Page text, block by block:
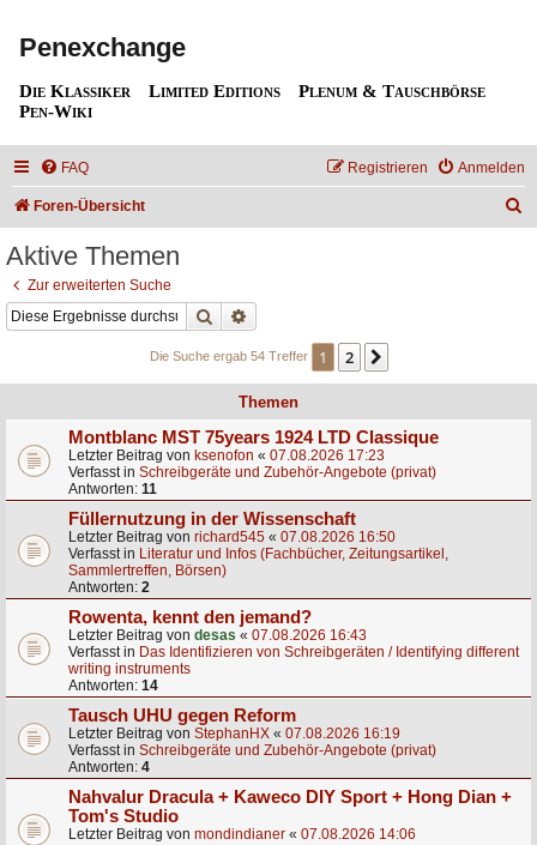
Penexchange
Die Klassiker Limited Editions
Plenum & Tauschbörse
Pen-Wiki
FAQ Anmelden
Registrieren
Foren-Übersicht
Aktive Themen
Zur erweiterten Suche
Suche
Die Suche ergab 54 Treffer 1 2
Themen
Montblanc MST 75years 1924 LTD Classique
Letzter Beitrag von ksenofon « 07.08.2026 17:23
Verfasst in Schreibgeräte und Zubehör-Angebote (privat)
Antworten: 11
Füllernutzung in der Wissenschaft
Letzter Beitrag von richard545 « 07.08.2026 16:50
Verfasst in Literatur und Infos (Fachbücher, Zeitungsartikel,
Sammlertreffen, Börsen)
Antworten: 2
Rowenta, kennt den jemand?
Letzter Beitrag von desas « 07.08.2026 16:43
Verfasst in Das Identifizieren von Schreibgeräten / Identifying different
writing instruments
Antworten: 14
Tausch UHU gegen Reform
Letzter Beitrag von StephanHX « 07.08.2026 16:19
Verfasst in Schreibgeräte und Zubehör-Angebote (privat)
Antworten: 4
Nahvalur Dracula + Kaweco DIY Sport + Hong Dian +
Tom's Studio
Letzter Beitrag von mondindianer « 07.08.2026 14:06